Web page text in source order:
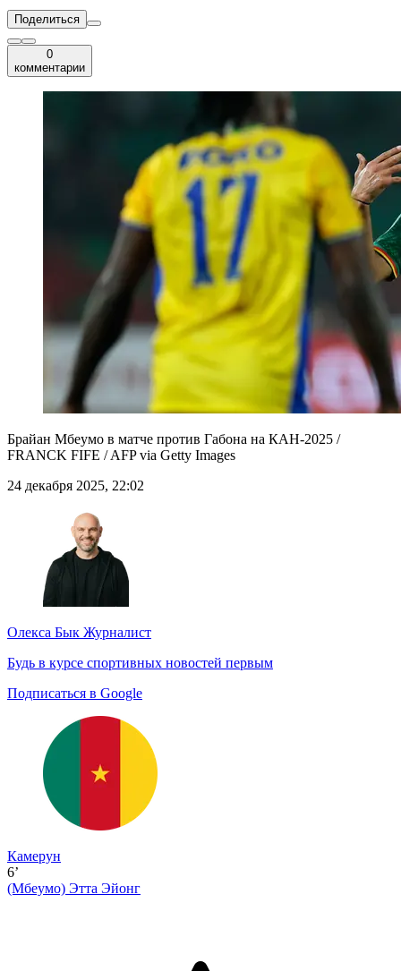
Поделиться
0
комментарии
Брайан Мбеумо в матче против Габона на КАН-2025 /
FRANCK FIFE / AFP via Getty Images
24 декабря 2025, 22:02
Олекса Бык Журналист
Будь в курсе спортивных новостей первым
Подписаться в Google
Камерун
6’
(Мбеумо) Этта Эйонг